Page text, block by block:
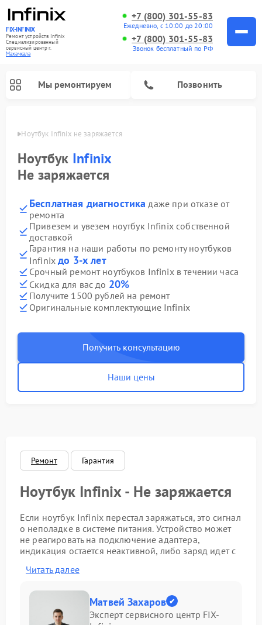
FIX-INFINIX
Ремонт устройств Infinix
Специализированный
cервисный центр г.
Махачкала
+7 (800) 301-55-83
Ежедневно, с 10:00 до 20:00
+7 (800) 301-55-83
Звонок бесплатный по РФ
Мы ремонтируем Позвонить
Ноутбук Infinix не заряжается
Ноутбук Infinix
Не заряжается
Бесплатная диагностика даже при отказе от
ремонта
Привезем и увезем ноутбук Infinix собственной
доставкой
Гарантия на наши работы по ремонту ноутбуков
Infinixдо 3-х лет
Срочный ремонт ноутбуков Infinix в течении часа
Скидка для вас до 20%
Получите 1500 рублей на ремонт
Оригинальные комплектующие Infinix
Получить консультацию
Наши цены
Ремонт Гарантия
Ноутбук Infinix - Не заряжается
Если ноутбук Infinix перестал заряжаться, это сигнал
о неполадке в системе питания. Устройство может
не реагировать на подключение адаптера,
индикация остается неактивной, либо заряд идет с
диагностикой, так как дальнейшая эксплуатация
последствиям и увеличению стоимости ремонт
Читать далее
Матвей Захаров
Эксперт сервисного центр FIX-